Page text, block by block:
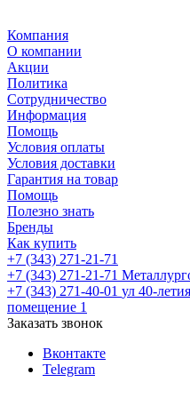
Компания
О компании
Акции
Политика
Сотрудничество
Информация
Помощь
Условия оплаты
Условия доставки
Гарантия на товар
Помощь
Полезно знать
Бренды
Как купить
+7 (343) 271-21-71
+7 (343) 271-21-71
+7 (343) 271-40-01 ул 40-
помещение 1
Заказать звонок
Вконтакте
Telegram